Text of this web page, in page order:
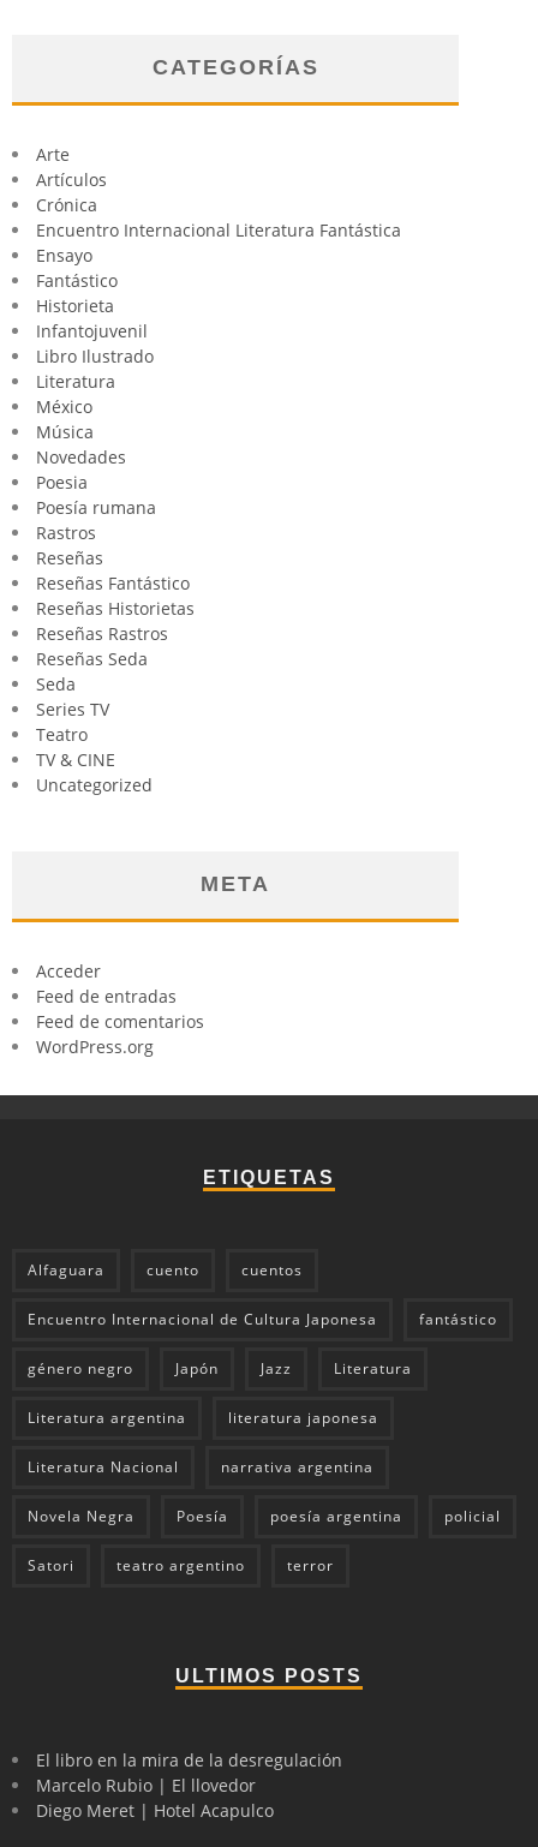
CATEGORÍAS
Arte
Artículos
Crónica
Encuentro Internacional Literatura Fantástica
Ensayo
Fantástico
Historieta
Infantojuvenil
Libro Ilustrado
Literatura
México
Música
Novedades
Poesia
Poesía rumana
Rastros
Reseñas
Reseñas Fantástico
Reseñas Historietas
Reseñas Rastros
Reseñas Seda
Seda
Series TV
Teatro
TV & CINE
Uncategorized
META
Acceder
Feed de entradas
Feed de comentarios
WordPress.org
ETIQUETAS
Alfaguara cuento cuentos
Encuentro Internacional de Cultura Japonesa fantástico
género negro Japón Jazz Literatura
Literatura argentina literatura japonesa
Literatura Nacional narrativa argentina
Novela Negra Poesía poesía argentina policial
Satori teatro argentino terror
ULTIMOS POSTS
El libro en la mira de la desregulación
Marcelo Rubio | El llovedor
Diego Meret | Hotel Acapulco